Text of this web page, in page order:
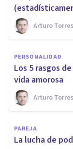
Arturo Torres
PERSONALIDAD
​Los 5 rasgos
vida amorosa
Arturo Torres
PAREJA
​La lucha de